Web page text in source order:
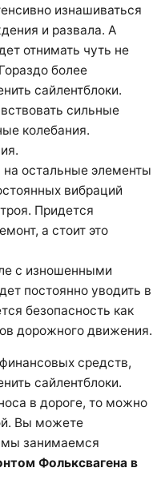
изнашиваться
и развала. А
отнимать чуть не
более
сайлентблоки.
сильные
колебания.
остальные элементы
вибраций
Придется
а стоит это
с изношенными
постоянно уводить в
безопасность как
дорожного движения.
средств,
сайлентблоки.
в дороге, то можно
Вы можете
мы занимаемся
Фольксвагена в